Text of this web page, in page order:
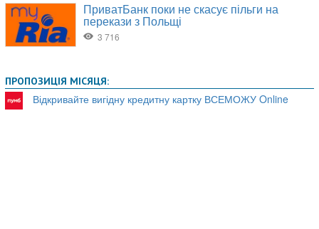
ПРОПОЗИЦІЯ МІСЯЦЯ:
Відкривайте вигідну кредитну картку ВСЕМОЖУ Online